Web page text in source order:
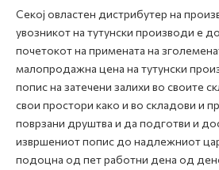
Секој овластен дистрибутер на
увозникот на тутунски производи е
почетокот на примената на
малопродажна цена на тутунски
попис на затечени залихи во своите
свои простори како и во складови и
поврзани друштва и да подготви и
извршениот попис до надлежниот
подоцна од пет работни дена од